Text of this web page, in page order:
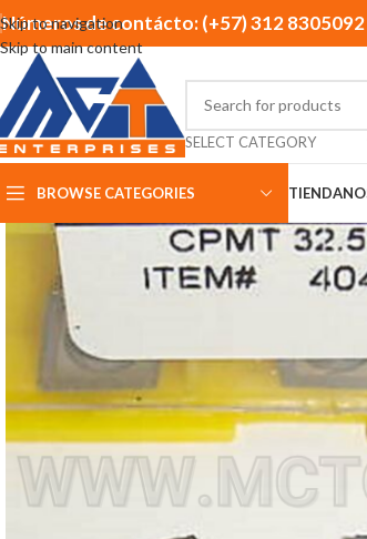
Skip to navigation
Skip to main content
Números de contácto: (+57) 312
SELECT CATEGORY
BROWSE CATEGORIES TIENDA